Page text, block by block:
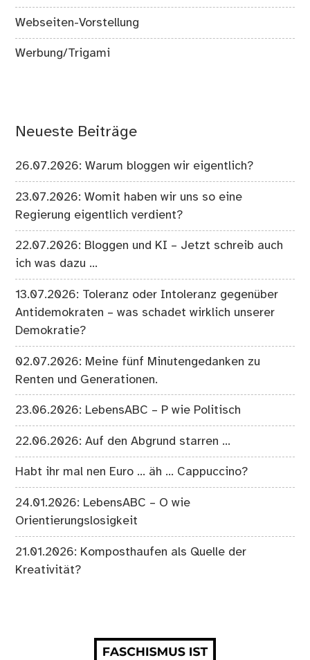
Webseiten-Vorstellung
Werbung/Trigami
Neueste Beiträge
26.07.2026: Warum bloggen wir eigentlich?
23.07.2026: Womit haben wir uns so eine
Regierung eigentlich verdient?
22.07.2026: Bloggen und KI – Jetzt schreib auch
ich was dazu …
13.07.2026: Toleranz oder Intoleranz gegenüber
Antidemokraten – was schadet wirklich unserer
Demokratie?
02.07.2026: Meine fünf Minutengedanken zu
Renten und Generationen.
23.06.2026: LebensABC – P wie Politisch
22.06.2026: Auf den Abgrund starren …
Habt ihr mal nen Euro … äh … Cappuccino?
24.01.2026: LebensABC – O wie
Orientierungslosigkeit
21.01.2026: Komposthaufen als Quelle der
Kreativität?